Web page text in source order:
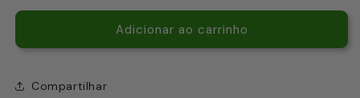
quantidade
A6
pacote
quantidade
de
A6
Adicionar ao carrinho
Compartilhar